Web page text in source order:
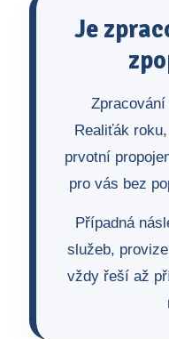
Je
Realiťák
prvotní
pro vás bez
Případná
služeb,
vždy řeší až